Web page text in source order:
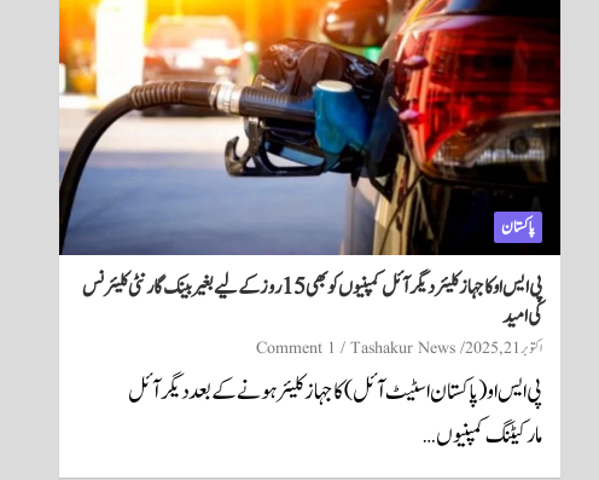
پاکستان
پی ایس او کا جہاز کلیئر دیگر آئل کمپنیوں کو بھی 15 روز کے لیے بغیر بینک گارنٹی کلیئرنس
کی امید
اکتوبر 21, 2025 Tashakur News
1 Comment
پی ایس او (پاکستان اسٹیٹ آئل) کا جہاز کلیئر ہونے کے بعد دیگر آئل
مارکیٹنگ کمپنیوں…